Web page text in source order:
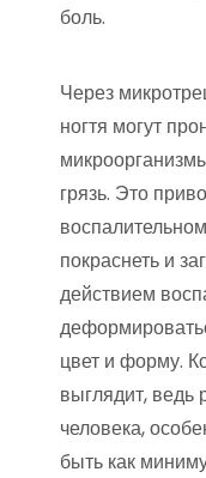
боль.
Через
ногтя могут
грязь. Это
покраснеть и
действием
цвет и форму.
выглядит, ведь
человека,
быть как